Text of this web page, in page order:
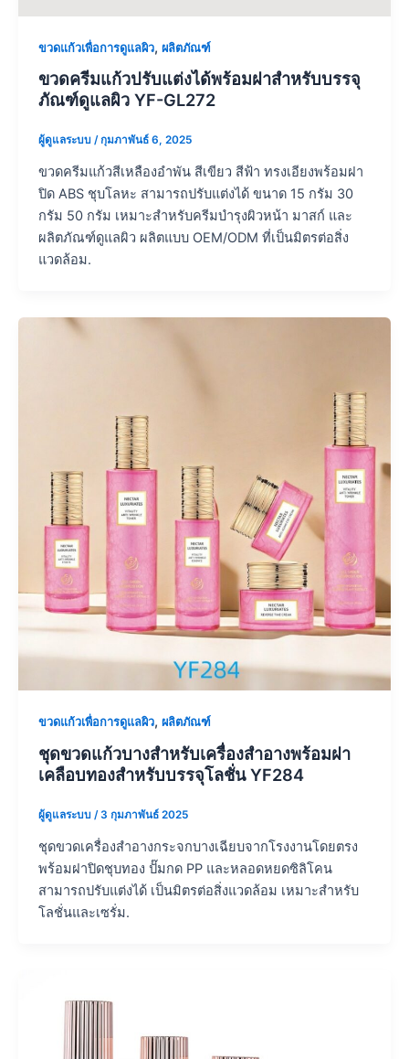
ขวดแก้วเพื่อการดูแลผิว, ผลิตภัณฑ์
ขวดครีมแก้วปรับแต่งได้พร้อมฝาสำหรับบรรจุ
ภัณฑ์ดูแลผิว YF-GL272
ผู้ดูแลระบบ /กุมภาพันธ์ 6, 2025
ขวดครีมแก้วสีเหลืองอำพัน สีเขียว สีฟ้า ทรงเอียงพร้อมฝา
ปิด ABS ชุบโลหะ สามารถปรับแต่งได้ ขนาด 15 กรัม 30
กรัม 50 กรัม เหมาะสำหรับครีมบำรุงผิวหน้า มาสก์ และ
ผลิตภัณฑ์ดูแลผิว ผลิตแบบ OEM/ODM ที่เป็นมิตรต่อสิ่ง
แวดล้อม.
ขวดแก้วเพื่อการดูแลผิว, ผลิตภัณฑ์
ชุดขวดแก้วบางสำหรับเครื่องสำอางพร้อมฝา
เคลือบทองสำหรับบรรจุโลชั่น YF284
ผู้ดูแลระบบ /3 กุมภาพันธ์ 2025
ชุดขวดเครื่องสำอางกระจกบางเฉียบจากโรงงานโดยตรง
พร้อมฝาปิดชุบทอง ปั๊มกด PP และหลอดหยดซิลิโคน
สามารถปรับแต่งได้ เป็นมิตรต่อสิ่งแวดล้อม เหมาะสำหรับ
โลชั่นและเซรั่ม.